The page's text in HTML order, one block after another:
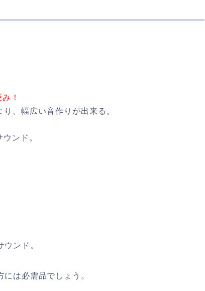
！
、幅広い音作りが出来る。
ンド。
ンド。
には必需品でしょう。